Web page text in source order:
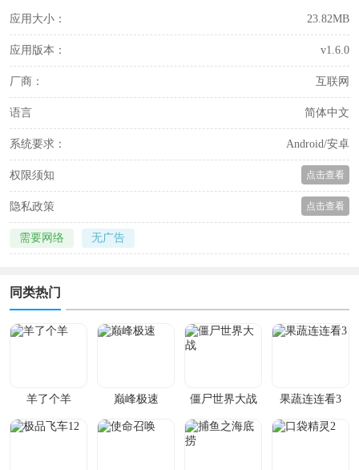
应用大小： 23.82MB
应用版本： v1.6.0
厂商： 互联网
语言 简体中文
系统要求： Android/安卓
权限须知 点击查看
隐私政策 点击查看
需要网络 无广告
同类热门
羊了个羊 巅峰极速 僵尸世界大战 果蔬连连看3